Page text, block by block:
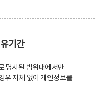
기간
명시된 범위내에서만
우 지체 없이 개인정보를